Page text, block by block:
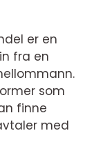
er en
fra en
som
finne
med